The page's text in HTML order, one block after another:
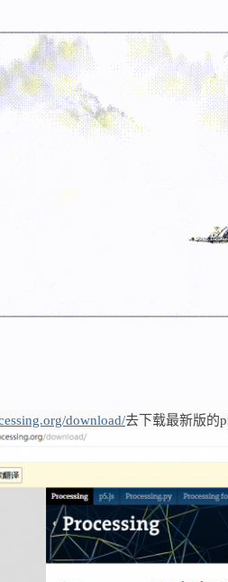
download/去下载最新版的